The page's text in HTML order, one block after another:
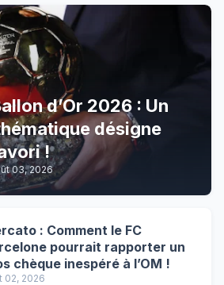
d’Or 2026 : Un
désigne
!
03, 2026
: Comment le FC
pourrait rapporter un
chèque inespéré à l’OM !
02, 2026